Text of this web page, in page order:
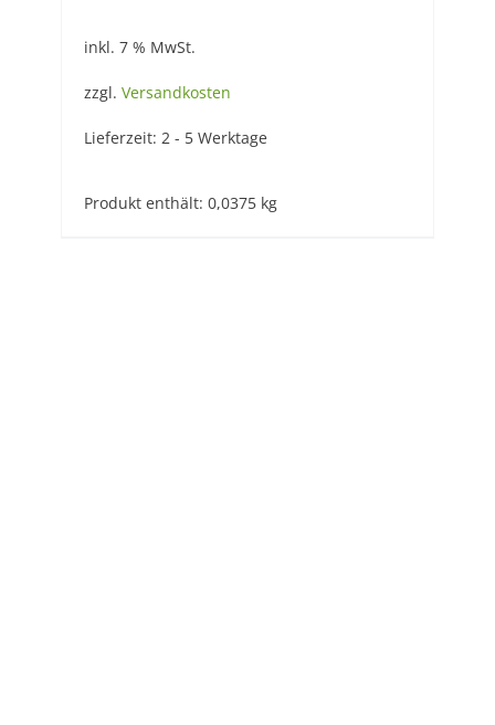
inkl. 7 % MwSt.
zzgl. Versandkosten
Lieferzeit: 2 - 5 Werktage
Produkt enthält: 0,0375 kg